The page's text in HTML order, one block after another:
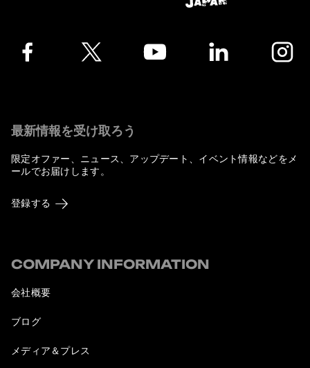
Facebook Twitter LinkedIn
最新情報を受け取ろう
限定オファー、ニュース、アップデート、イベント情報などをメ
ールでお届けします。
登録する
COMPANY INFORMATION
会社概要
ブログ
メディア＆プレス